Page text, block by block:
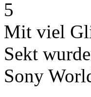
5
Mit viel
Sekt
Sony